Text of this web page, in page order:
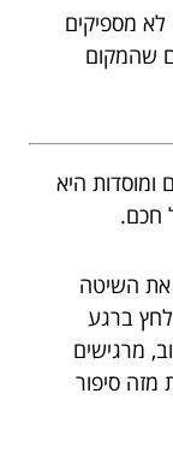
מספיקים
שהמקום
ומוסדות היא
חכם.
את השיטה
ברגע
מרגישים
מזה סיפור